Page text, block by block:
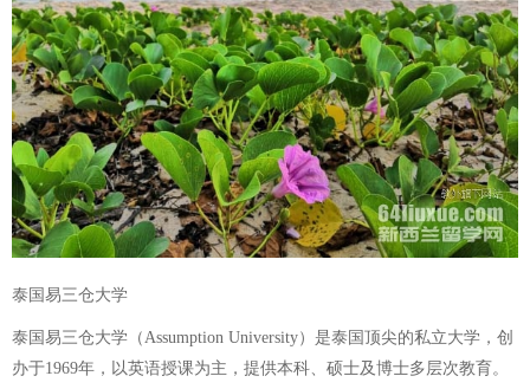
泰国易三仓大学
泰国易三仓大学（Assumption University）是泰国顶尖的私立大学，创
办于1969年，以英语授课为主，提供本科、硕士及博士多层次教育。